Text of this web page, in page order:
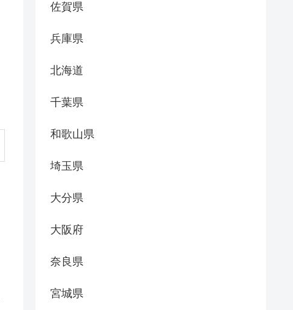
佐賀県
兵庫県
北海道
千葉県
和歌山県
埼玉県
大分県
大阪府
奈良県
宮城県